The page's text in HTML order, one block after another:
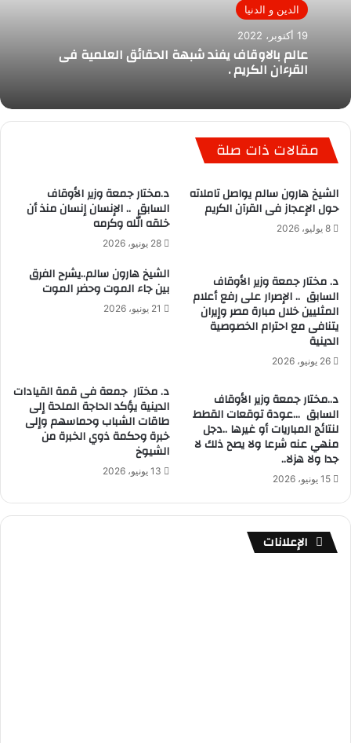
الدين و الدنيا
19 أكتوبر، 2022
عالم بالاوقاف يفند شبهة الحقائق العلمية فى
القرءان الكريم .
مقالات ذات صلة
الشيخ هارون سالم يواصل تاملاته
حول الإعجاز فى القرآن الكريم
8 يوليو، 2026
د.مختار جمعة وزير الأوقاف
السابق .. الإنسان إنسان منذ أن
خلقه الله وكرمه
28 يونيو، 2026
د. مختار جمعة وزير الأوقاف
السابق .. الإصرار على رفع أعلام
المثليين خلال مبارة مصر وإيران
يتنافى مع احترام الخصوصية
الدينية
26 يونيو، 2026
الشيخ هارون سالم..يشرح الفرق
بين جاء الموت وحضر الموت
21 يونيو، 2026
د..مختار جمعة وزير الأوقاف
السابق …عودة توقعات القطط
لنتائج المباريات أو غيرها ..دجل
منهي عنه شرعا ولا يصح ذلك لا
جدا ولا هزلا..
15 يونيو، 2026
د. مختار جمعة فى قمة القيادات
الدينية يؤكد الحاجة الملحة إلى
طاقات الشباب وحماسهم وإلى
خبرة وحكمة ذوي الخبرة من
الشيوخ
13 يونيو، 2026
الإعلانات